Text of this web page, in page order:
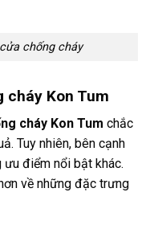
chống cháy
Kon Tum
cháy Kon Tum chắc
Tuy nhiên, bên cạnh
ưu điểm nổi bật khác.
về những đặc trưng